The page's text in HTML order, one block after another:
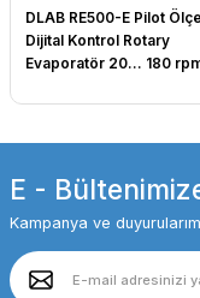
DLAB RE500-E Pilot
Dijital Kontrol Rotary
Evaporatör 20... 180
E -
Kampanya ve